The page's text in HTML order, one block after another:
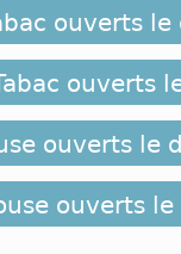
très animée. Si
pas à la
:
satisfaire une
Les bureaux de
scintillent
buralistes
ouverts
ouverts
ouverts le
ouverts